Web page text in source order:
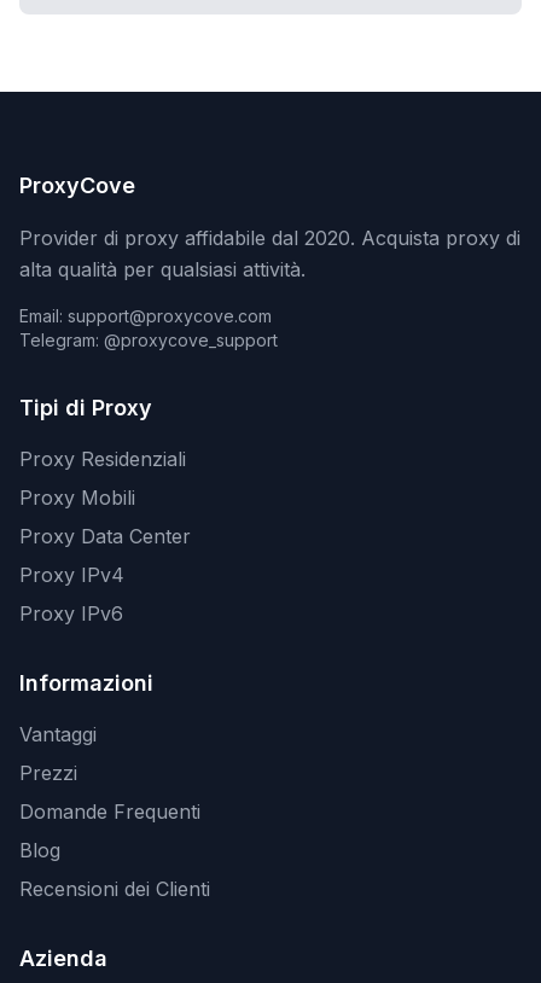
ProxyCove
Provider di proxy affidabile dal 2020. Acquista proxy di
alta qualità per qualsiasi attività.
Email: support@proxycove.com
Telegram: @proxycove_support
Tipi di Proxy
Proxy Residenziali
Proxy Mobili
Proxy Data Center
Proxy IPv4
Proxy IPv6
Informazioni
Vantaggi
Prezzi
Domande Frequenti
Blog
Recensioni dei Clienti
Azienda